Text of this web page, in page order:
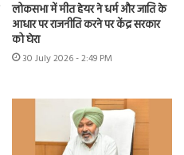
लोकसभा में मीत हेयर ने धर्म और जाति के
आधार पर राजनीति करने पर केंद्र सरकार
को घेरा
30 July 2026 - 2:49 PM